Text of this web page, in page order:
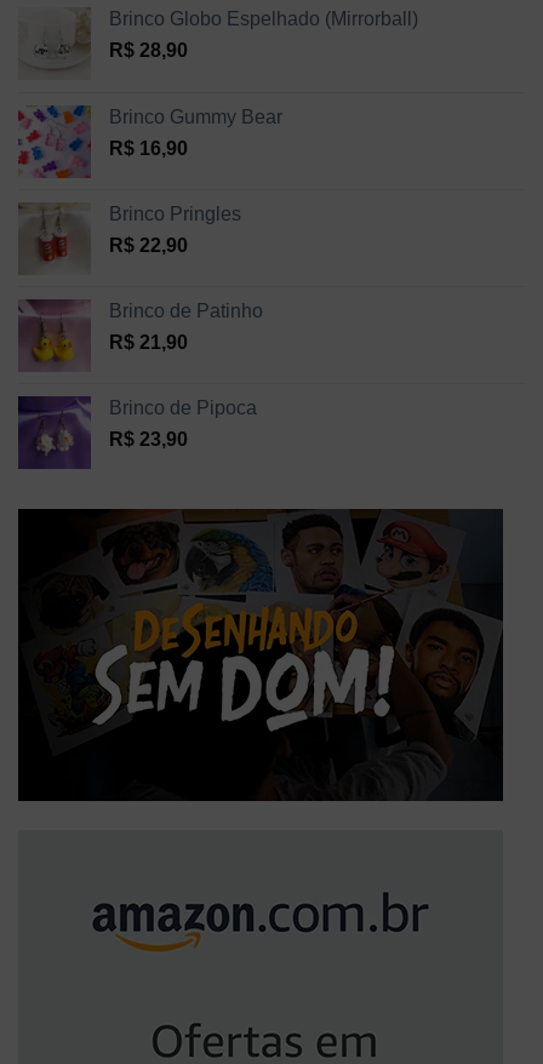
Brinco Globo Espelhado (Mirrorball)
R$ 28,90
Brinco Gummy Bear
R$ 16,90
Brinco Pringles
R$ 22,90
Brinco de Patinho
R$ 21,90
Brinco de Pipoca
R$ 23,90